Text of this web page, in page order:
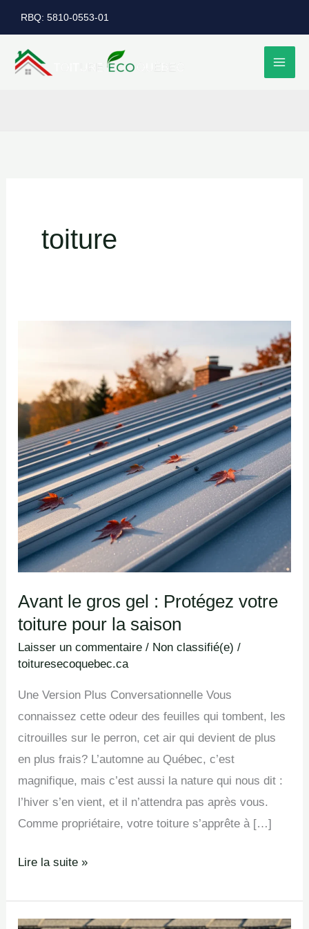
au
contenu
RBQ: 5810-0553-01
toiture
Avant le gros gel : Protégez votre
toiture pour la saison
Laisser un commentaire / Non classifié(e) /
toituresecoquebec.ca
Une Version Plus Conversationnelle Vous
connaissez cette odeur des feuilles qui tombent, les
citrouilles sur le perron, cet air qui devient de plus
en plus frais? L’automne au Québec, c’est
magnifique, mais c’est aussi la nature qui nous dit :
l’hiver s’en vient, et il n’attendra pas après vous.
Comme propriétaire, votre toiture s’apprête à […]
:
Protégez
votre
toiture
pour
la
saison
Lire la suite »